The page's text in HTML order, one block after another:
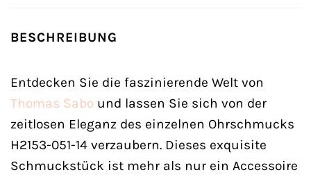
BESCHREIBUNG
Entdecken Sie die faszinierende Welt von
Thomas Sabo und lassen Sie sich von der
zeitlosen Eleganz des einzelnen Ohrschmucks
H2153-051-14 verzaubern. Dieses exquisite
Schmuckstück ist mehr als nur ein Accessoire